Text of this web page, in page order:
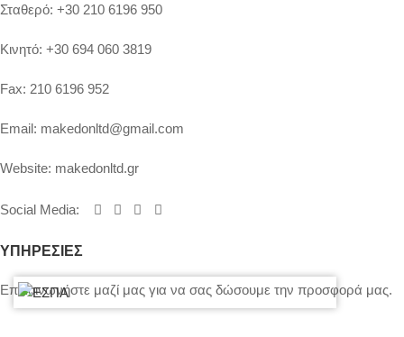
Σταθερό: +30 210 6196 950
Κινητό: +30 694 060 3819
Fax: 210 6196 952
Email: makedonltd@gmail.com
Website: makedonltd.gr
Social Media:
ΥΠΗΡΕΣΙΕΣ
Επικοινωνήστε μαζί μας για να σας δώσουμε την προσφορά μας.